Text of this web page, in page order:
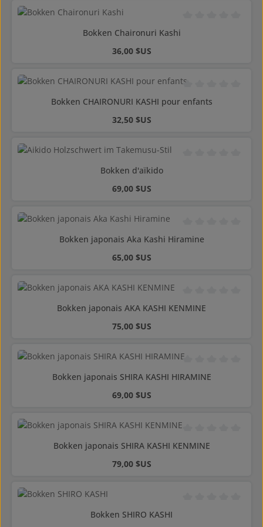
Bokken Chaironuri Kashi
Prix régulier :
36,00 $US
Note moyenne de 0
Bokken CHAIRONURI KASHI pour enfants
Prix régulier :
32,50 $US
Bokken d'aïkido
Prix régulier :
69,00 $US
Note moyenne de 0
Bokken japonais Aka Kashi Hiramine
Prix régulier :
65,00 $US
Note moyenne de 0
Bokken japonais AKA KASHI KENMINE
Prix régulier :
75,00 $US
Note moyenne de 0
Bokken japonais SHIRA KASHI HIRAMINE
Prix régulier :
69,00 $US
Note moyenne de 0
Bokken japonais SHIRA KASHI KENMINE
Prix régulier :
79,00 $US
Bokken SHIRO KASHI